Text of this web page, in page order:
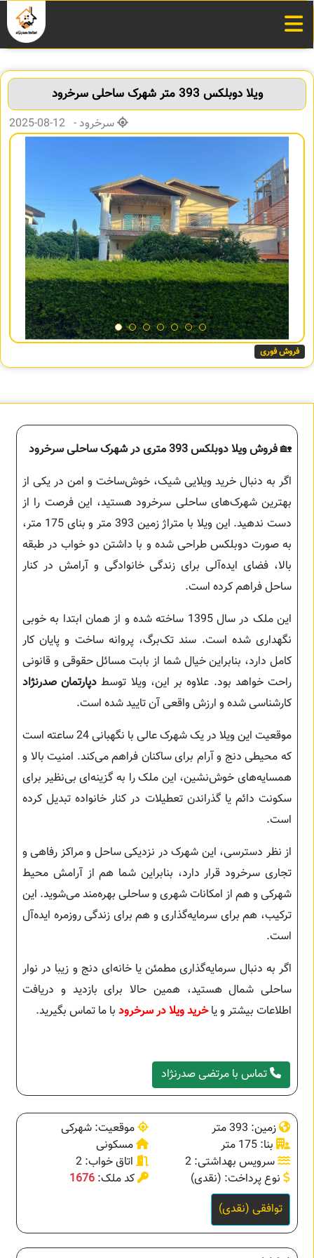
ویلا دوبلکس 393 متر شهرک ساحلی سرخرود
سرخرود - 12-08-2025
فروش فوری
🏡فروش ویلا دوبلکس 393 متری در شهرک ساحلی سرخرود
اگر به دنبال خرید ویلایی شیک، خوش‌ساخت و امن در یکی از
بهترین شهرک‌های ساحلی سرخرود هستید، این فرصت را از
دست ندهید. این ویلا با متراژ زمین 393 متر و بنای 175 متر،
به صورت دوبلکس طراحی شده و با داشتن دو خواب در طبقه
بالا، فضای ایده‌آلی برای زندگی خانوادگی و آرامش در کنار
ساحل فراهم کرده است.
این ملک در سال 1395 ساخته شده و از همان ابتدا به خوبی
نگهداری شده است. سند تک‌برگ، پروانه ساخت و پایان کار
کامل دارد، بنابراین خیال شما از بابت مسائل حقوقی و قانونی
راحت خواهد بود. علاوه بر این، ویلا توسط دپارتمان صدرنژاد
کارشناسی شده و ارزش واقعی آن تایید شده است.
موقعیت این ویلا در یک شهرک عالی با نگهبانی 24 ساعته است
که محیطی دنج و آرام برای ساکنان فراهم می‌کند. امنیت بالا و
همسایه‌های خوش‌نشین، این ملک را به گزینه‌ای بی‌نظیر برای
سکونت دائم یا گذراندن تعطیلات در کنار خانواده تبدیل کرده
است.
از نظر دسترسی، این شهرک در نزدیکی ساحل و مراکز رفاهی و
تجاری سرخرود قرار دارد، بنابراین شما هم از آرامش محیط
شهرکی و هم از امکانات شهری و ساحلی بهره‌مند می‌شوید. این
ترکیب، هم برای سرمایه‌گذاری و هم برای زندگی روزمره ایده‌آل
است.
اگر به دنبال سرمایه‌گذاری مطمئن یا خانه‌ای دنج و زیبا در نوار
ساحلی شمال هستید، همین حالا برای بازدید و دریافت
اطلاعات بیشتر و یاخرید ویلا در سرخرود با ما تماس بگیرید.
تماس با مرتضی صدرنژاد
زمین: 393 متر
موقعیت: شهرکی
بنا: 175 متر
مسکونی
سرویس بهداشتی: 2
اتاق خواب: 2
نوع پرداخت: (نقدی)
کد ملک: 1676
توافقی (نقدی)